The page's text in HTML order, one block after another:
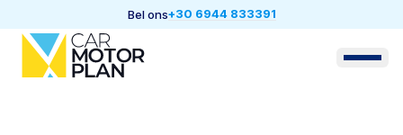
Bel ons+30 6944 833391